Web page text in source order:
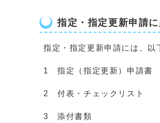
指定・指定更新申請
指定・指定更新申請には、以
1 指定（指定更新）申請書
2 付表・チェックリスト
3 添付書類